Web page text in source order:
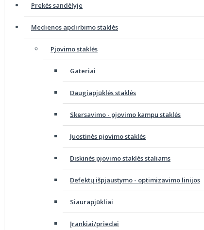
Prekės sandėlyje
Medienos apdirbimo staklės
Pjovimo staklės
Gateriai
Daugiapjūklės staklės
Skersavimo - pjovimo kampu staklės
Juostinės pjovimo staklės
Diskinės pjovimo staklės staliams
Defektų išpjaustymo - optimizavimo linijos
Siaurapjūkliai
Įrankiai/priedai